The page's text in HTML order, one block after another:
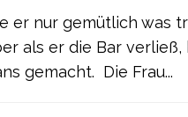
er nur gemütlich was
als er die Bar
gemacht. Die Frau...